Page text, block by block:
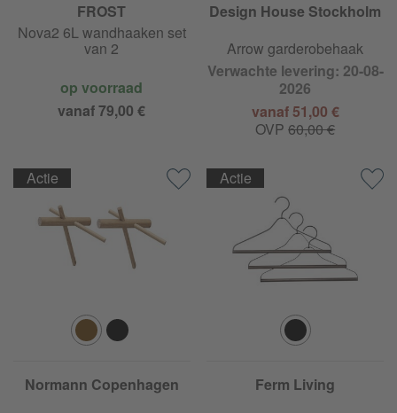
FROST
Nova2 6L wandhaaken set
van 2
op voorraad
vanaf 79,00 €
Design House Stockholm
Arrow garderobehaak
Verwachte levering: 20-08-
2026
vanaf 51,00 €
OVP60,00 €
Normann Copenhagen
Actie
Ferm Living
Actie